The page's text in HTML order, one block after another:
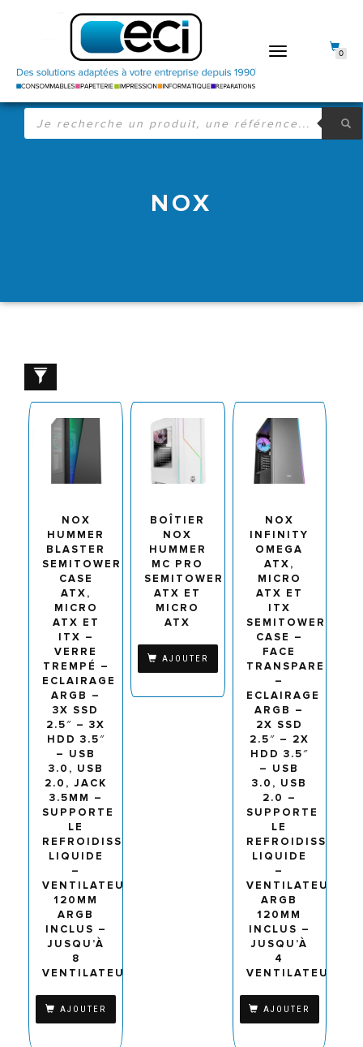
DÉPLIER
RECHERCHE
PRODUITS
0
NOX
NOX
HUMMER
BLASTER
SEMITOWER
CASE
ATX,
MICRO
ATX ET
ITX –
VERRE
TREMPÉ –
ECLAIRAGE
ARGB –
3X SSD
2.5″ – 3X
HDD 3.5″
– USB
3.0, USB
2.0, JACK
3.5MM –
SUPPORTE
LE
REFROIDISSEMENT
LIQUIDE
–
VENTILATEUR
120MM
ARGB
INCLUS –
JUSQU’À
8
VENTILATEURS
AJOUTER
BOÎTIER
NOX
HUMMER
MC PRO
SEMITOWER
ATX ET
MICRO
ATX
AJOUTER
NOX
INFINITY
OMEGA
ATX,
MICRO
ATX ET
ITX
SEMITOWER
CASE –
FACE
TRANSPARENTE
–
ECLAIRAGE
ARGB –
2X SSD
2.5″ – 2X
HDD 3.5″
– USB
3.0, USB
2.0 –
SUPPORTE
LE
LIQUIDE
–
VENTILATEUR
ARGB
120MM
INCLUS –
JUSQU’À
4
VENTILATEURS
AJOUTER